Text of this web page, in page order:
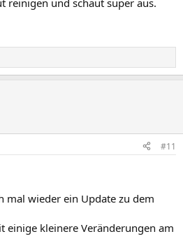
reinigen und schaut super aus.
#11
mal wieder ein Update zu dem
einige kleinere Veränderungen am